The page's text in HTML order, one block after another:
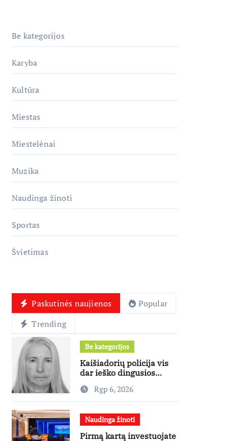
Be kategorijos
Karyba
Kultūra
Miestas
Miestelėnai
Muzika
Naudinga žinoti
Sportas
Švietimas
Paskutinės naujienos
Popular
Trending
Be kategorijos
Kaišiadorių policija vis
dar ieško dingusios
Rgp 6, 2026
Naudinga žinoti
Pirmą kartą investuojate